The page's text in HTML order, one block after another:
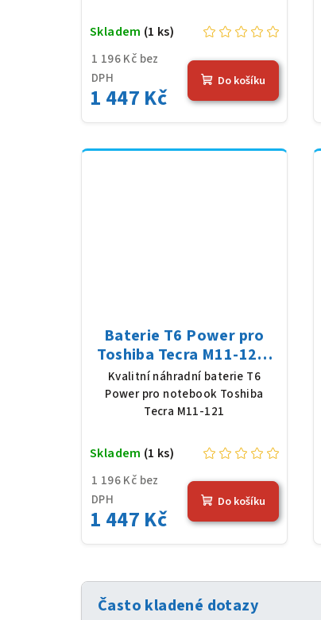
1 196 Kč bez
DPH
1 447 Kč
Skladem (1 ks)
Do košíku
Baterie T6 Power pro
Toshiba Tecra M11-121,
Li-Ion, 10,8 V, 5200 mAh
(56 Wh), černá
Kvalitní náhradní baterie T6
Power pro notebook Toshiba
Tecra M11-121
1 196 Kč bez
DPH
1 447 Kč
Skladem (1 ks)
Do košíku
Často kladené dotazy